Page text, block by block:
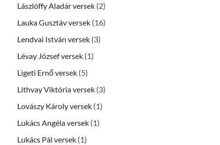
Lászlóffy Aladár versek (2)
Lauka Gusztáv versek (16)
Lendvai István versek (3)
Lévay József versek (1)
Ligeti Ernő versek (5)
Lithvay Viktória versek (3)
Lovászy Károly versek (1)
Lukács Angéla versek (1)
Lukács Pál versek (1)